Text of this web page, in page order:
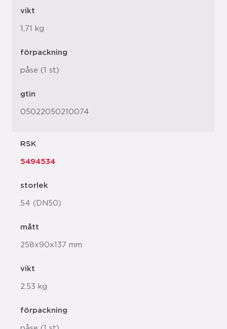
vikt
1,71 kg
förpackning
påse (1 st)
gtin
05022050210074
RSK
5494534
storlek
54 (DN50)
mått
258x90x137 mm
vikt
2,53 kg
förpackning